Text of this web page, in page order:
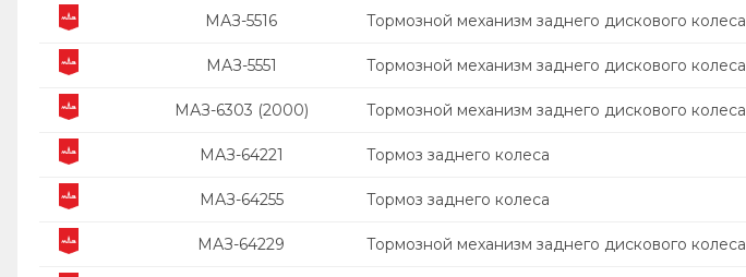
МАЗ-5516 Тормозной механизм заднего дискового колеса
МАЗ-5551 Тормозной механизм заднего дискового колеса
МАЗ-6303 (2000) Тормозной механизм заднего дискового колеса
МАЗ-64221 Тормоз заднего колеса
МАЗ-64255 Тормоз заднего колеса
МАЗ-64229 Тормозной механизм заднего дискового колеса